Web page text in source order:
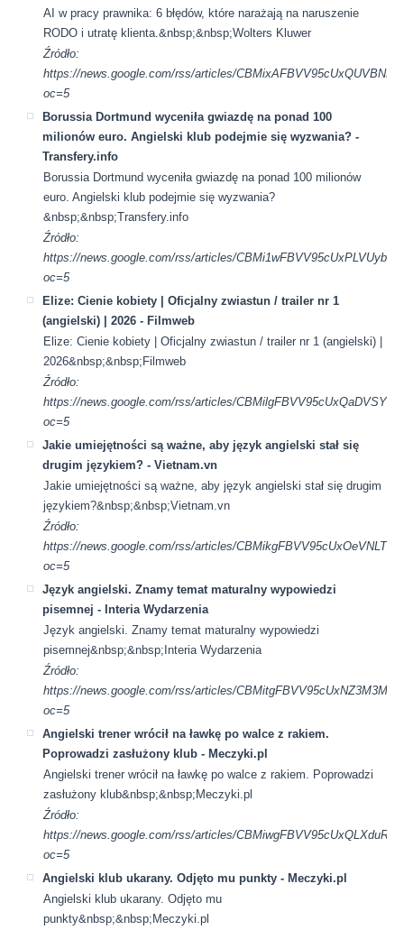
AI w pracy prawnika: 6 błędów, które narażają na naruszenie
RODO i utratę klienta.&nbsp;&nbsp;Wolters Kluwer
Źródło:
https://news.google.com/rss/articles/
oc=5
Borussia Dortmund wyceniła gwiazdę na ponad 100
milionów euro. Angielski klub podejmie się wyzwania? -
Transfery.info
Borussia Dortmund wyceniła gwiazdę na ponad 100 milionów
euro. Angielski klub podejmie się wyzwania?
&nbsp;&nbsp;Transfery.info
Źródło:
https://news.google.com/rss/articles/
oc=5
Elize: Cienie kobiety | Oficjalny zwiastun / trailer nr 1
(angielski) | 2026 - Filmweb
Elize: Cienie kobiety | Oficjalny zwiastun / trailer nr 1 (angielski) |
2026&nbsp;&nbsp;Filmweb
Źródło:
https://news.google.com/rss/articles/
oc=5
Jakie umiejętności są ważne, aby język angielski stał się
drugim językiem? - Vietnam.vn
Jakie umiejętności są ważne, aby język angielski stał się drugim
językiem?&nbsp;&nbsp;Vietnam.vn
Źródło:
https://news.google.com/rss/articles/
oc=5
Język angielski. Znamy temat maturalny wypowiedzi
pisemnej - Interia Wydarzenia
Język angielski. Znamy temat maturalny wypowiedzi
pisemnej&nbsp;&nbsp;Interia Wydarzenia
Źródło:
https://news.google.com/rss/articles/
oc=5
Angielski trener wrócił na ławkę po walce z rakiem.
Poprowadzi zasłużony klub - Meczyki.pl
Angielski trener wrócił na ławkę po walce z rakiem. Poprowadzi
zasłużony klub&nbsp;&nbsp;Meczyki.pl
Źródło:
https://news.google.com/rss/articles/
oc=5
Angielski klub ukarany. Odjęto mu punkty - Meczyki.pl
Angielski klub ukarany. Odjęto mu
punkty&nbsp;&nbsp;Meczyki.pl